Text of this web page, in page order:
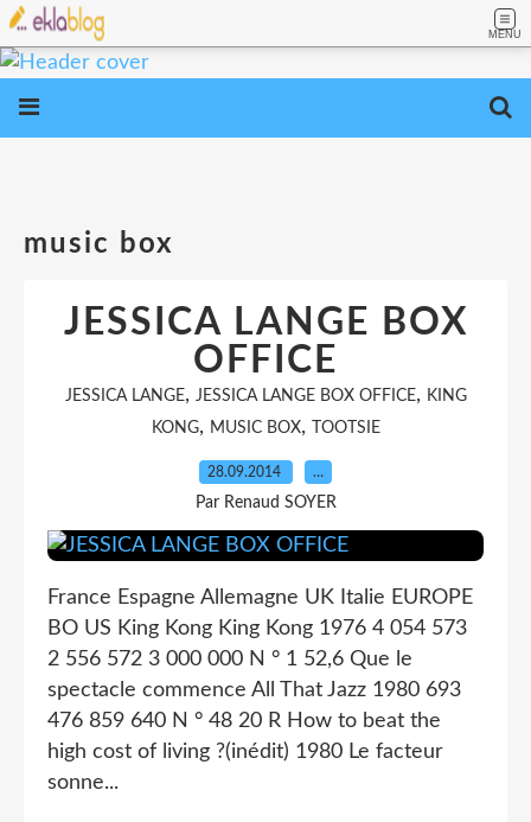
MENU
music box
JESSICA LANGE BOX
OFFICE
JESSICA LANGE, JESSICA LANGE BOX OFFICE, KING
KONG, MUSIC BOX, TOOTSIE
28.09.2014 …
Par Renaud SOYER
France Espagne Allemagne UK Italie EUROPE
BO US King Kong King Kong 1976 4 054 573
2 556 572 3 000 000 N ° 1 52,6 Que le
spectacle commence All That Jazz 1980 693
476 859 640 N ° 48 20 R How to beat the
high cost of living ?(inédit) 1980 Le facteur
sonne...